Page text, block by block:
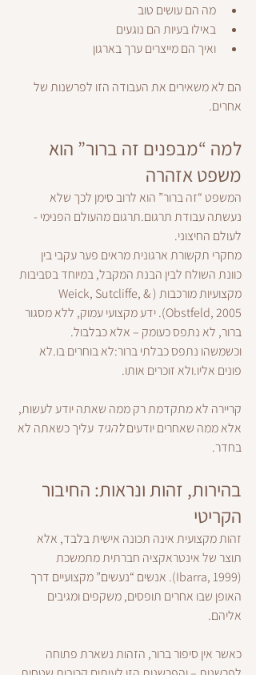
מה הם עושים טוב
באילו בעיות הם נוגעים
ואיך הם מייצרים ערך בארגון
הם לא משאירים את העבודה הזו לפרשנות של
אחרים.
למה “מבפנים זה ברור” הוא
משפט אזהרה
המשפט “זה ברור” הוא לרוב סימן לכך שלא
נעשתה עבודת תרגום.תרגום מהעולם הפנימי -
לעולם החיצוני.
מחקרי תקשורת ארגונית מראים פער עקבי בין
כוונת השולח לבין הבנת המקבל, במיוחד בסביבות
מקצועיות מורכבות (Weick, Sutcliffe, &
Obstfeld, 2005). ידע מקצועי עמוק, ללא מסגור
ברור, לא נתפס כעומק – אלא כבלבול.
וכשמשהו נתפס כבלתי ברור:לא בוחרים בו.לא
פונים אליו.ולא זוכרים אותו.
קריירה לא מתקדמת רק ממה שאתה יודע לעשות,
אלא ממה שאחרים יודעים להגיד עליך כשאתה לא
בחדר.
בהירות, זהות ונראות: החיבור
הקריטי
זהות מקצועית אינה תכונה אישית בלבד, אלא
תוצר של אינטראקציה חברתית מתמשכת
(Ibarra, 1999). אנשים “נעשים” מקצועיים דרך
האופן שבו אחרים תופסים, משקפים ומגיבים
אליהם.
כאשר אין סיפור ברור, הזהות נשארת פתוחה